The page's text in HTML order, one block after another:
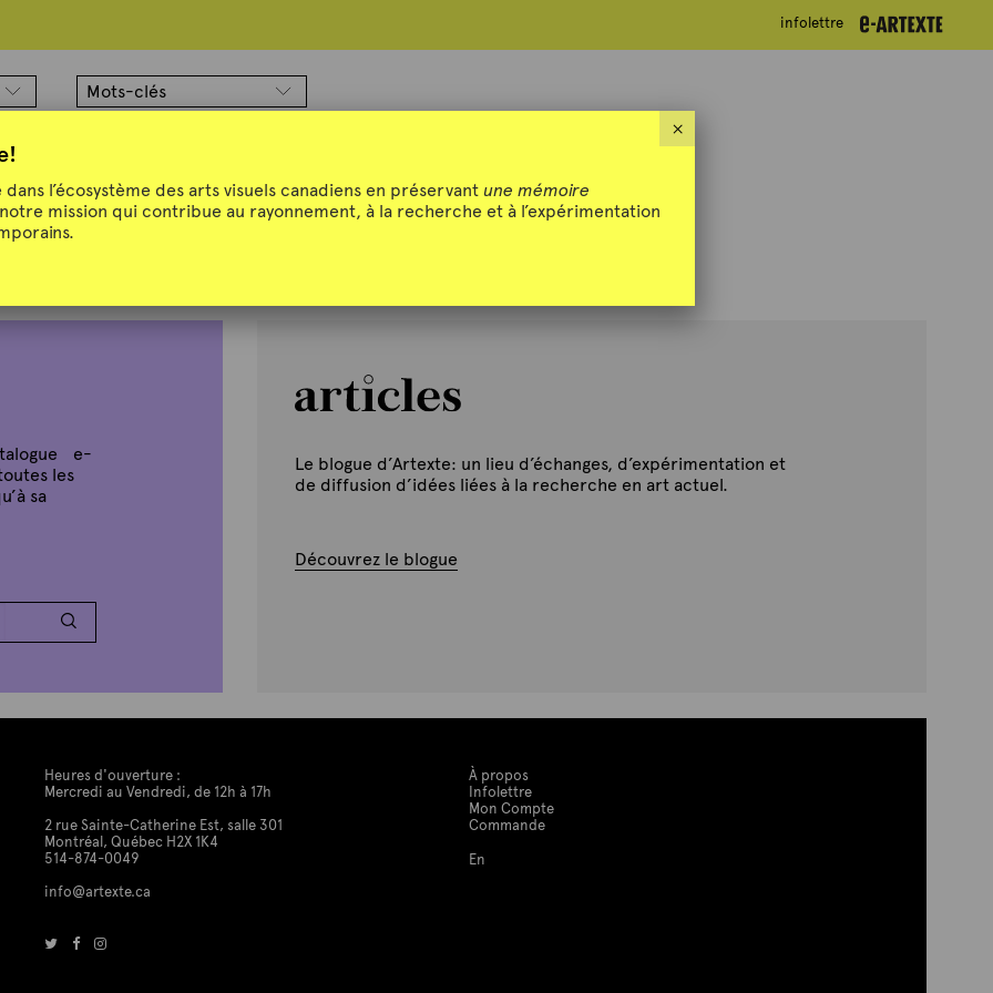
infolettre
infolettre
Mots-clés
e-
les
sa
Le blogue d’Artexte: un lieu d’échanges, d’expérimentation et
de diffusion d’idées liées à la recherche en art actuel.
Découvrez le blogue
Heures d'ouverture :
Mercredi au Vendredi, de 12h à 17h
2 rue Sainte-Catherine Est, salle 301
Montréal, Québec H2X 1K4
514-874-0049
info@artexte.ca
À propos
Infolettre
Mon Compte
Commande
En
l’écosystème des arts visuels canadiens en préservant une mémoire
mission qui contribue au rayonnement, à la recherche et à l’expérimentation
×